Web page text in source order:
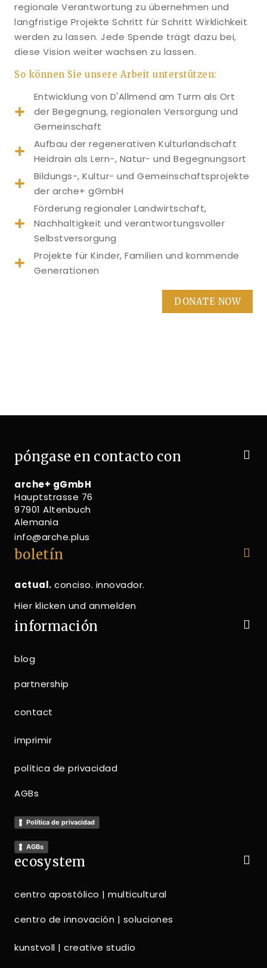
regionale Verantwortung zu übernehmen und
langfristige Projekte Schritt für Schritt Wirklichkeit
werden zu lassen. Jede Spende trägt dazu bei,
diese Vision weiter wachsen zu lassen.
So können Sie unsere Arbeit unterstützen:
Entwicklung von D'Allmend am Turm als Ort
der Begegnung, regionalen Versorgung und
Gemeinschaft
Aufbau der regenerativen Kulturlandschaft
Heidrain als Lern-, Natur- und Begegnungsort
Bildungs-, Kultur- und Gemeinschaftsprojekte
der arche+ gGmbH
Förderung regionaler Landwirtschaft,
Nachhaltigkeit und verantwortungsvoller
Selbstversorgung
Projekte für Kinder, Familien und kommende
Generationen
DONATE NOW
póngase en contacto con
arche+ gGmbH
Hauptstrasse 76
97901 Altenbuch
Alemania
info@arche.plus
boletín
actual. conciso. innovador.
Hier klicken und anmelden
información
blog
partnership
contact
imprimir
política de privacidad
AGBs
Política de privacidad
AGBs
ecosystem
centro apostólico | multicultural
centro de innovación | soluciones
kunstvoll | creative studio